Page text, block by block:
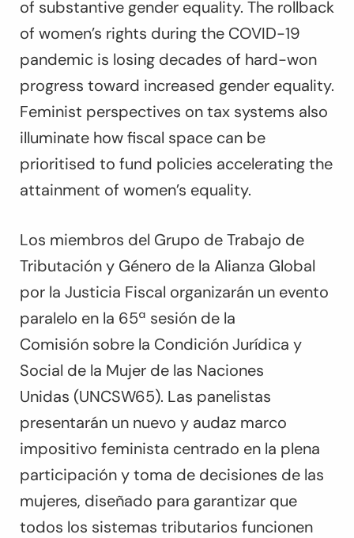
of substantive gender equality. The rollback
of women’s rights during the COVID-19
pandemic is losing decades of hard-won
progress toward increased gender equality.
Feminist perspectives on tax systems also
illuminate how fiscal space can be
prioritised to fund policies accelerating the
attainment of women’s equality.
Los miembros del Grupo de Trabajo de
Tributación y Género de la Alianza Global
por la Justicia Fiscal organizarán un evento
paralelo en la 65ª sesión de la
Comisión sobre la Condición Jurídica y
Social de la Mujer de las Naciones
Unidas (UNCSW65). Las panelistas
presentarán un nuevo y audaz marco
impositivo feminista centrado en la plena
participación y toma de decisiones de las
mujeres, diseñado para garantizar que
todos los sistemas tributarios funcionen